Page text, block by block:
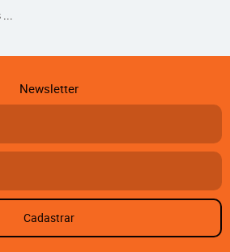
...
Newsletter
Cadastrar